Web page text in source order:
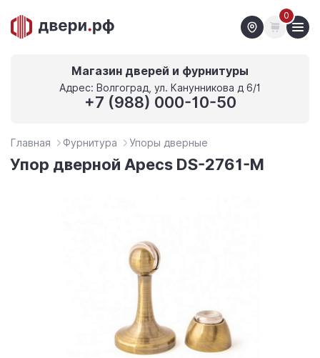
0
Магазин дверей и фурнитуры
Адрес: Волгоград, ул. Канунникова д 6/1
+7 (988) 000-10-50
Главная Фурнитура Упоры дверные
Упор дверной Apecs DS-2761-M